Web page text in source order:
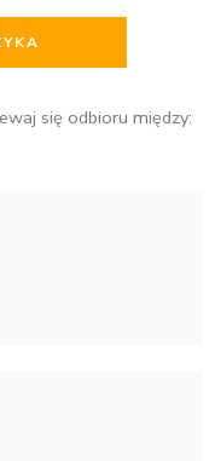
się odbioru między: